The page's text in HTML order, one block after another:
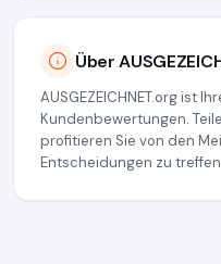
Über
AUSGEZEICHNET.org ist
Kundenbewertungen.
profitieren Sie von den
Entscheidungen zu